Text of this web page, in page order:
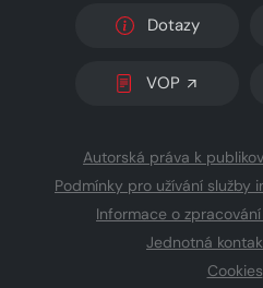
Dotazy
VOP
Autorská práva k
Podmínky pro užívání služby
Informace o
Jednotná
Cookies